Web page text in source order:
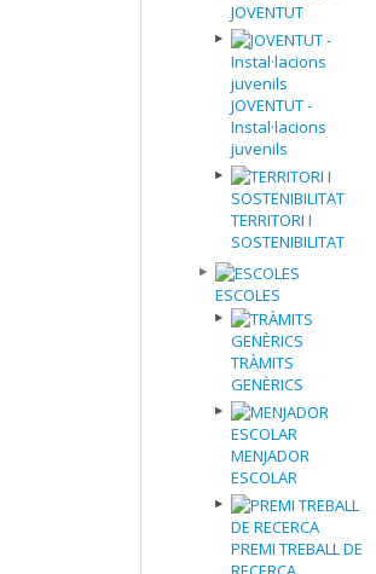
JOVENTUT
JOVENTUT -
Instal·lacions
juvenils
TERRITORI I
SOSTENIBILITAT
ESCOLES
TRÀMITS
GENÈRICS
MENJADOR
ESCOLAR
PREMI TREBALL DE